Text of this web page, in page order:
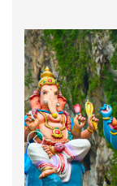
+ Tham quan
này không cho
quý khách
của lính canh,
+Đài tưởng
trình bằng
mạng trong
Malaysia, do